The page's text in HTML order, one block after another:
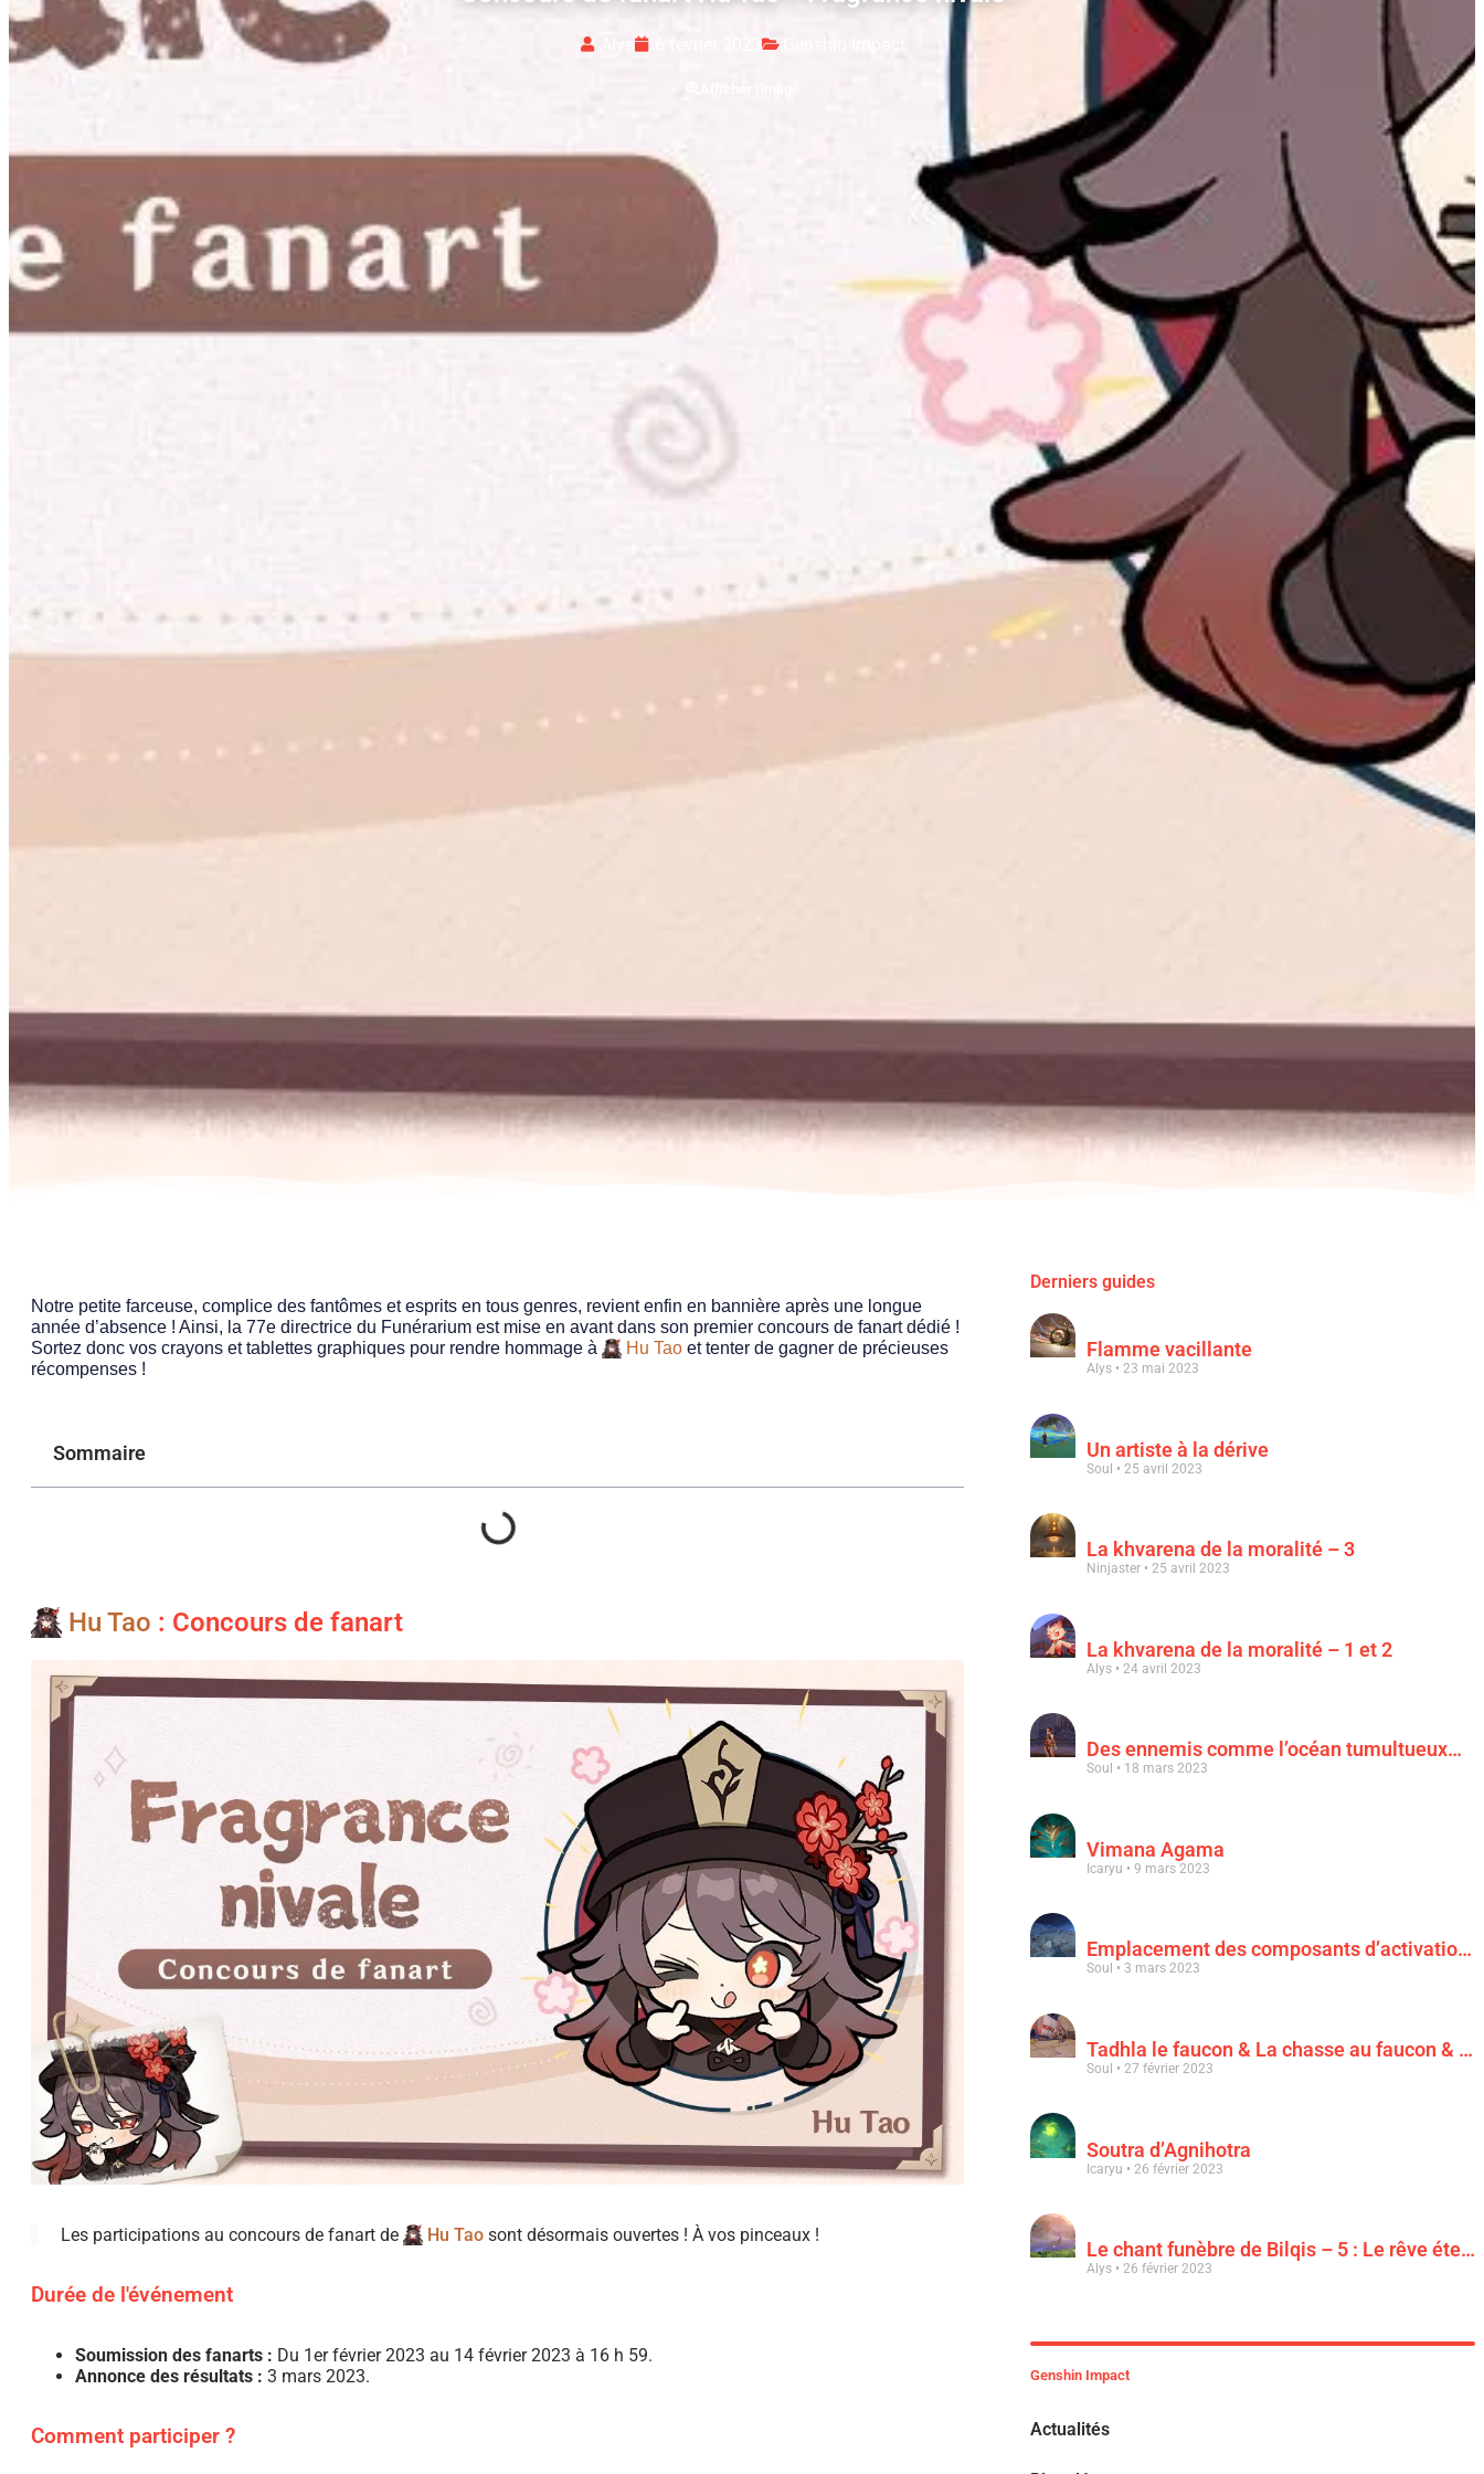
Notre petite farceuse, complice des fantômes et esprits en tous genres, revient enfin en bannière après une longue
année d’absence ! Ainsi, la 77e directrice du Funérarium est mise en avant dans son premier concours de fanart dédié !
Sortez donc vos crayons et tablettes graphiques pour rendre hommage à
Hu Tao et tenter de gagner de précieuses
récompenses !
Sommaire
Hu Tao : Concours de fanart
Les participations au concours de fanart de Hu Tao sont désormais ouvertes ! À vos pinceaux !
Durée de l'événement
Soumission des fanarts : Du 1er février 2023 au 14 février 2023 à 16 h 59.
Annonce des résultats : 3 mars 2023.
Comment participer ?
Derniers guides
Flamme vacillante
Alys 23 mai 2023
Un artiste à la dérive
Soul 25 avril 2023
La khvarena de la moralité – 3
Ninjaster 25 avril 2023
La khvarena de la moralité – 1 et 2
Alys 24 avril 2023
Des ennemis comme l’océan tumultueux…
Soul 18 mars 2023
Vimana Agama
Icaryu 9 mars 2023
Emplacement des composants d’activation & « Au clair de la lune rouge sang »
Soul 3 mars 2023
Tadhla le faucon & La chasse au faucon & Le faucon déchu
Soul 27 février 2023
Soutra d’Agnihotra
Icaryu 26 février 2023
Le chant funèbre de Bilqis – 5 : Le rêve éternel d’une luxuriance épanouie
Alys 26 février 2023
Genshin Impact
Actualités